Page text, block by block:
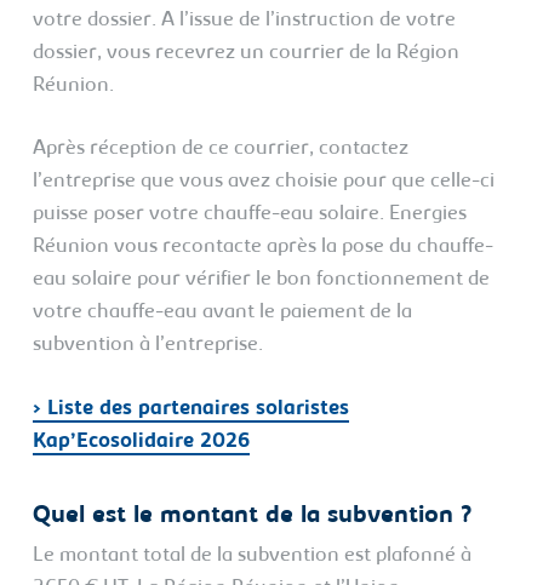
votre dossier. A l’issue de l’instruction de votre
dossier, vous recevrez un courrier de la Région
Réunion.
Après réception de ce courrier, contactez
l’entreprise que vous avez choisie pour que celle-ci
puisse poser votre chauffe-eau solaire. Energies
Réunion vous recontacte après la pose du chauffe-
eau solaire pour vérifier le bon fonctionnement de
votre chauffe-eau avant le paiement de la
subvention à l’entreprise.
> Liste des partenaires solaristes
Kap’Ecosolidaire 2026
Quel est le montant de la subvention ?
Le montant total de la subvention est plafonné à